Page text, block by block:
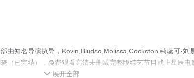
由知名导演执导，Kevin,Bludso,Melissa,Cookston,莉蕊可·刘
（已完结），免费观看高清未删减完整版综艺节目就上星辰电
 展开全部